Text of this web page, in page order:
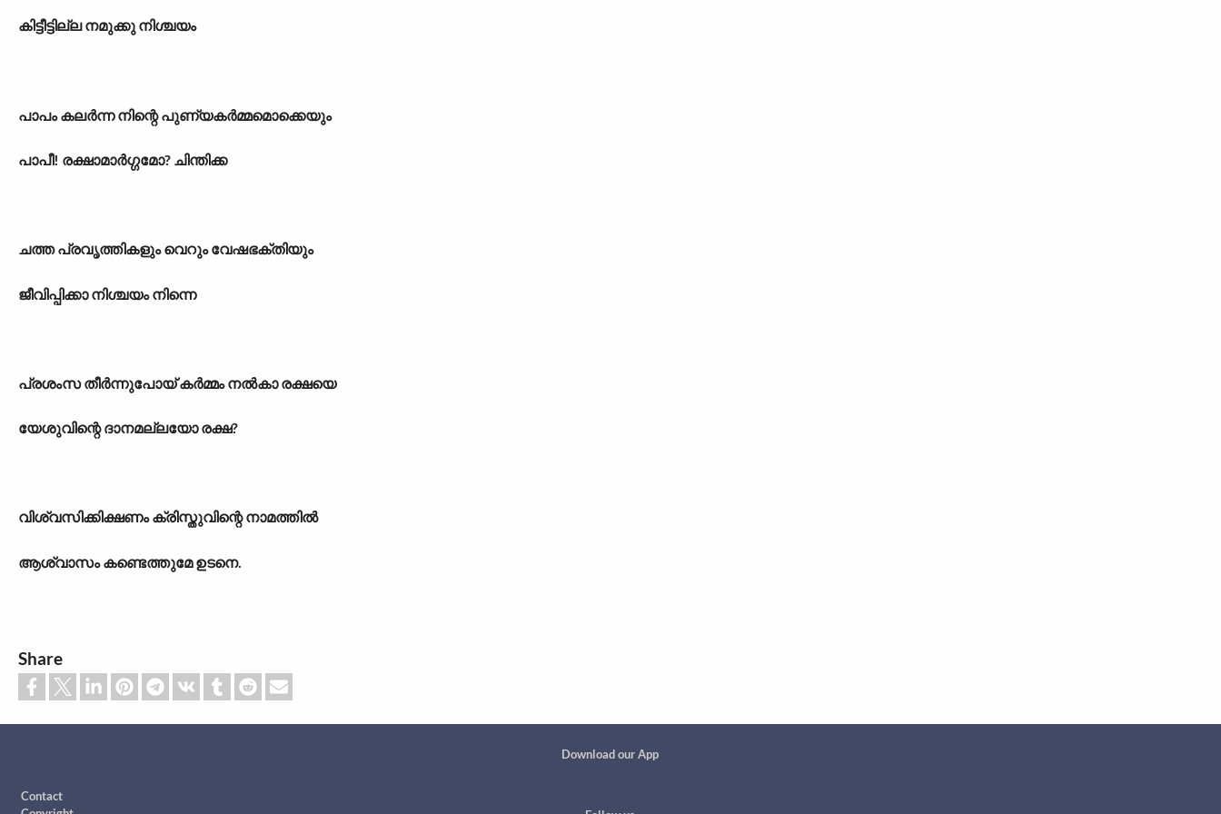
കിട്ടീട്ടില്ല നമുക്കു നിശ്ചയം
പാപം കലർന്ന നിന്റെ പുണ്യകർമ്മമൊക്കെയും
പാപീ! രക്ഷാമാർഗ്ഗമോ? ചിന്തിക്ക
ചത്ത പ്രവൃത്തികളും വെറും വേഷഭക്തിയും
ജീവിപ്പിക്കാ നിശ്ചയം നിന്നെ
പ്രശംസ തീർന്നുപോയ് കർമ്മം നൽകാ രക്ഷയെ
യേശുവിന്റെ ദാനമല്ലയോ രക്ഷ?
വിശ്വസിക്കിക്ഷണം ക്രിസ്തുവിന്റെ നാമത്തിൽ
ആശ്വാസം കണ്ടെത്തുമേ ഉടനെ.
Share
Custom footer
Download our App
Contact